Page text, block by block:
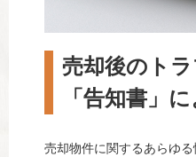
売却後のト
「告知書」
売却物件に関するあらゆ